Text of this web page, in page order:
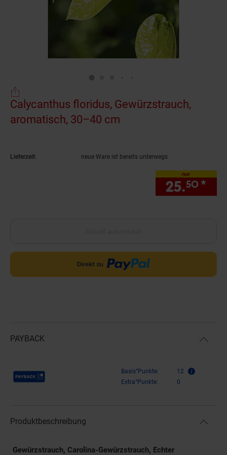
Calycanthus floridus, Gewürzstrauch,
aromatisch, 30–40 cm
Lieferzeit: neue Ware ist bereits unterwegs
nur
25.50 *
PAYBACK
Payback Punkte Basis°Punkte:
12
Extra°Punkte:
0
Produktbeschreibung
Gewürzstrauch, Carolina-Gewürzstrauch, Echter